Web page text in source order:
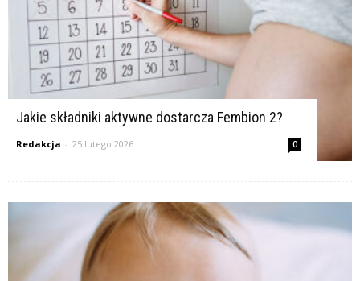
Jakie składniki aktywne dostarcza Fembion 2?
Redakcja - 25 lutego 2026 0